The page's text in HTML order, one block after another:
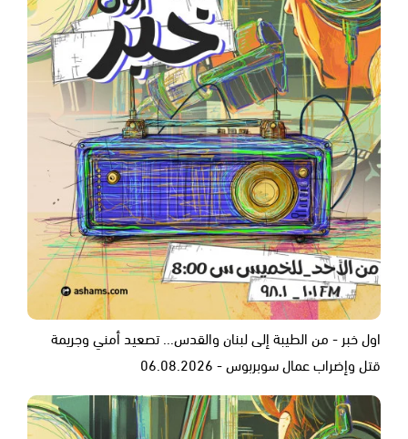
اول خبر - من الطيبة إلى لبنان والقدس... تصعيد أمني وجريمة
قتل وإضراب عمال سوبربوس - 06.08.2026